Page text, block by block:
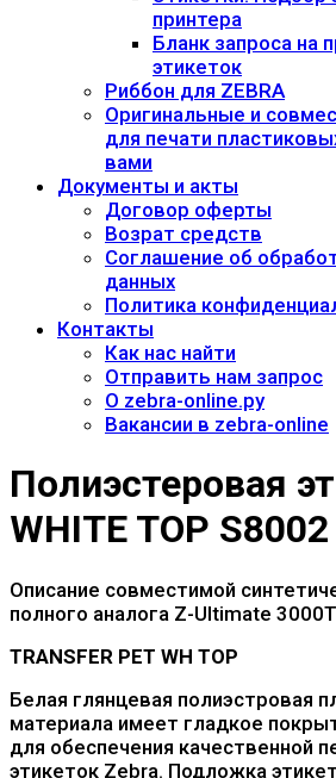
принтера
Бланк запроса на
этикеток
Риббон для ZEBRA
Оригинальные и
для печати
вами
Документы и акты
​Договор оферты
Возрат средств
Соглашение об
данных
Политика
Контакты
Как нас найти
Отправить нам запрос
О zebra-online.ру
Вакансии в zebra-online
Полиэстеровая
WHITE TOP S8002
Описание совместимой
полного аналога Z-Ultimate 3000T
TRANSFER PET WH TOP
Белая глянцевая полиэстровая
материала имеет гладкое
для обеспечения качественной
этикеток Zebra. Подложка